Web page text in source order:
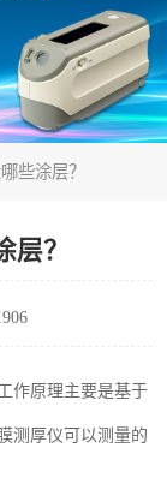
些涂层？
？
作原理主要是基于
测厚仪可以测量的